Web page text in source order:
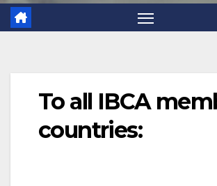
To all IBCA
countries: